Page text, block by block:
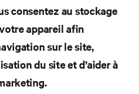
consentez au stockage
appareil afin
sur le site,
du site et d’aider à